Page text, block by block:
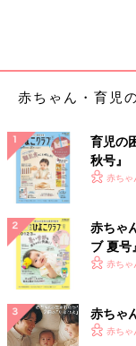
赤ちゃん・育児
育児の
秋号』
いっぱ
赤ちゃ
赤ちゃ
ブ 夏号
く！ お
赤ちゃ
赤ちゃ
赤ちゃ